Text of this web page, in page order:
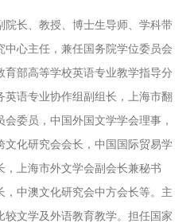
院长、教授、博士生导师、学科带
心主任，兼任国务院学位委员会
部高等学校英语专业教学指导分
语专业协作组副组长，上海市翻
委员，中国外国文学学会理事，
化研究会会长，中国国际贸易学
上海市外文学会副会长兼秘书
中澳文化研究会中方会长等。主
文学及外语教育教学。担任国家